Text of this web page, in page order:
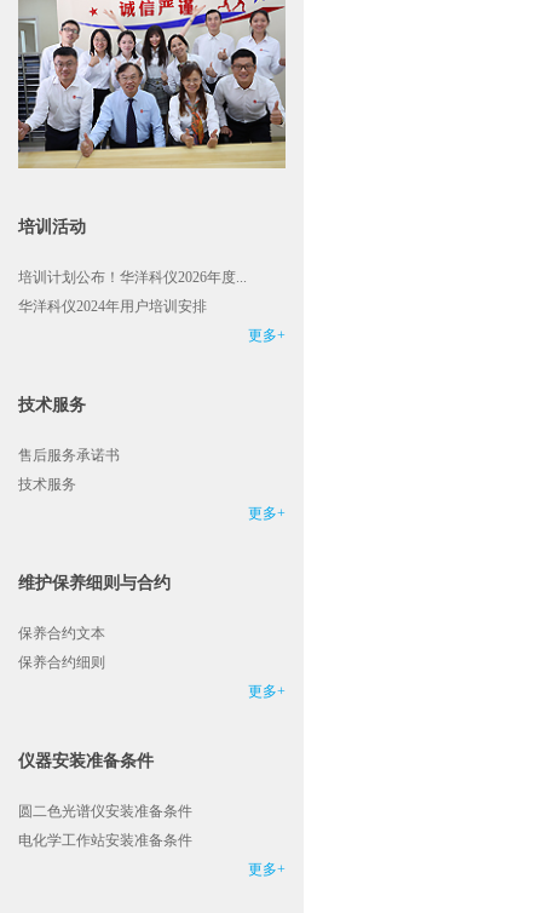
培训活动
培训计划公布！华洋科仪2026年度...
华洋科仪2024年用户培训安排
更多+
技术服务
售后服务承诺书
技术服务
更多+
维护保养细则与合约
保养合约文本
保养合约细则
更多+
仪器安装准备条件
圆二色光谱仪安装准备条件
电化学工作站安装准备条件
更多+